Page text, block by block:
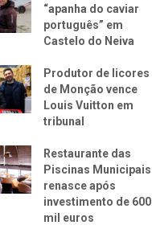
“apanha do caviar
português” em
Castelo do Neiva
Produtor de licores
de Monção vence
Louis Vuitton em
tribunal
Restaurante das
Piscinas Municipais
renasce após
investimento de 600
mil euros